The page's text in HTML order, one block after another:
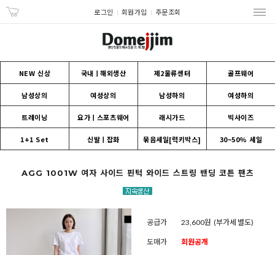
로그인 회원가입 주문조회
NEW 신상 국내ㅣ해외생산 제2물류센터 골프웨어
남성상의 여성상의 남성하의 여성하의
트레이닝 요가ㅣ스포츠웨어 래시가드 빅사이즈
1+1 Set 신발ㅣ잡화 묶음세일[럭키박스] 30~50% 세일
AGG 1001W 여자 사이드 핀턱 와이드 스트링 밴딩 코튼 팬츠
공급가 23,600원 (부가세 별도)
도매가 회원공개